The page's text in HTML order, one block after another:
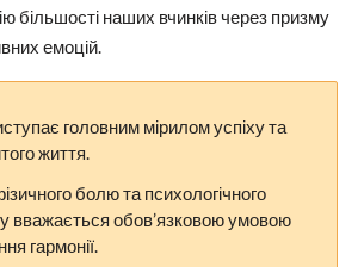
більшості наших вчинків через призму
емоцій.
головним мірилом успіху та
життя.
болю та психологічного
вважається обов’язковою умовою
гармонії.